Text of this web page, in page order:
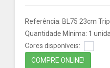
Referência: BL75 23cm
Quantidade Mínima: 1
Cores disponíveis:
COMPRE ONLINE!